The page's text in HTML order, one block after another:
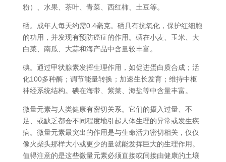
粉）、水果、茶叶、青菜、西红柿、土豆等。
硒。成年人每天约需0.4毫克。硒具有抗氧化，保护红细胞
的功用，并发现有预防癌症的作用。硒在小麦、玉米、大
白菜、南瓜、大蒜和海产品中含量较丰富。
碘。通过甲状腺素发挥生理作用，如促进蛋白质合成；活
化100多种酶；调节能量转换；加速生长发育；维持中枢
神经系统结构。碘在海带、紫菜、海盐等中含量丰富。
微量元素与人类健康有密切关系。它们的摄入过量、不
足、或缺乏都会不同程度地引起人体生理的异常或发生疾
病。微量元素最突出的作用是与生命活力密切相关，仅仅
像火柴头那样大小或更少的量就能发挥巨大的生理作用。
值得注意的是这些微量元素必须直接或间接由健康的土壤